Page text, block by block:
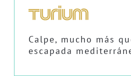
Calpe, mucho más
escapada